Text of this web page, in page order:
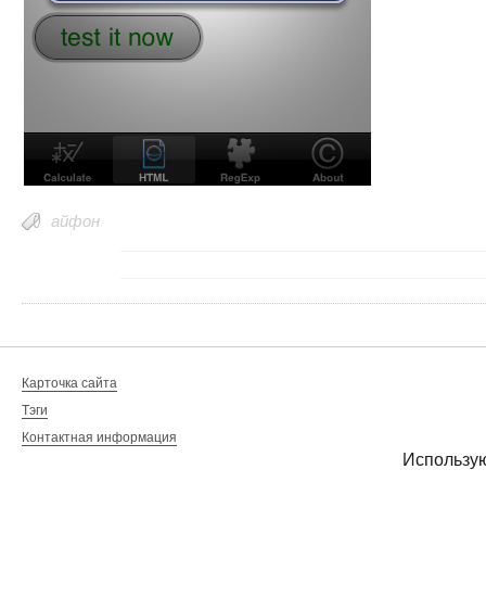
айфон
Карточка сайта
Тэги
Контактная информация